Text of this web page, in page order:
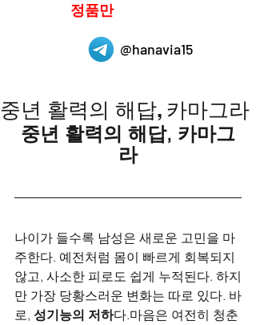
정품만
@hanavia15
중년 활력의 해답, 카마그라
중년 활력의 해답, 카마그
라
나이가 들수록 남성은 새로운 고민을 마
주한다. 예전처럼 몸이 빠르게 회복되지
않고, 사소한 피로도 쉽게 누적된다. 하지
만 가장 당황스러운 변화는 따로 있다. 바
로, 성기능의 저하다.마음은 여전히 청춘